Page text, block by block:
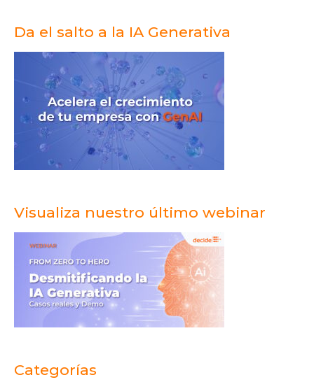
Da el salto a la IA Generativa
Visualiza nuestro último webinar
Categorías